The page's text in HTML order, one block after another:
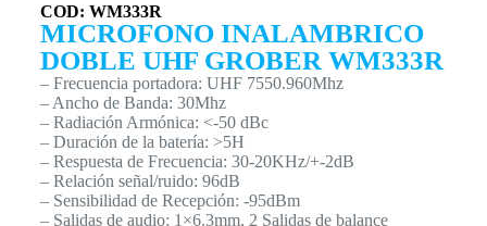
COD: WM333R
MICROFONO INALAMBRICO
DOBLE UHF GROBER WM333R
– Frecuencia portadora: UHF 7550.960Mhz
– Ancho de Banda: 30Mhz
– Radiación Armónica: <-50 dBc
– Duración de la batería: >5H
– Respuesta de Frecuencia: 30-20KHz/+-2dB
– Relación señal/ruido: 96dB
– Sensibilidad de Recepción: -95dBm
– Salidas de audio: 1×6.3mm, 2 Salidas de balance